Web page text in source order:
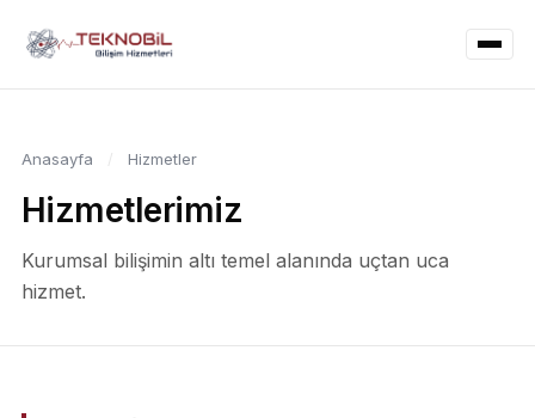
Anasayfa Hizmetler
Hizmetlerimiz
Kurumsal bilişimin altı temel alanında uçtan uca
hizmet.